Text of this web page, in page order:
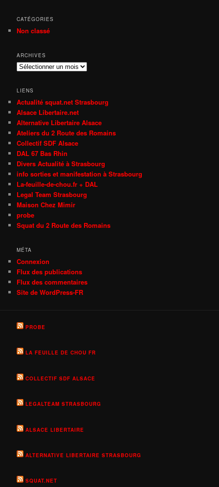
CATÉGORIES
Non classé
ARCHIVES
Archives
LIENS
Actualité squat.net Strasbourg
Alsace Libertaire.net
Alternative Libertaire Alsace
Ateliers du 2 Route des Romains
Collectif SDF Alsace
DAL 67 Bas Rhin
Divers Actualité à Strasbourg
info sorties et manifestation à Strasbourg
La-feuille-de-chou.fr + DAL
Legal Team Strasbourg
Maison Chez Mimir
probe
Squat du 2 Route des Romains
MÉTA
Connexion
Flux des publications
Flux des commentaires
Site de WordPress-FR
PROBE
LA FEUILLE DE CHOU FR
COLLECTIF SDF ALSACE
LEGALTEAM STRASBOURG
ALSACE LIBERTAIRE
ALTERNATIVE LIBERTAIRE STRASBOURG
SQUAT.NET